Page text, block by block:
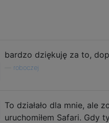
bardzo dziękuję za to,
roboczej
To działało dla mnie, ale
uruchomiłem Safari. Gdy